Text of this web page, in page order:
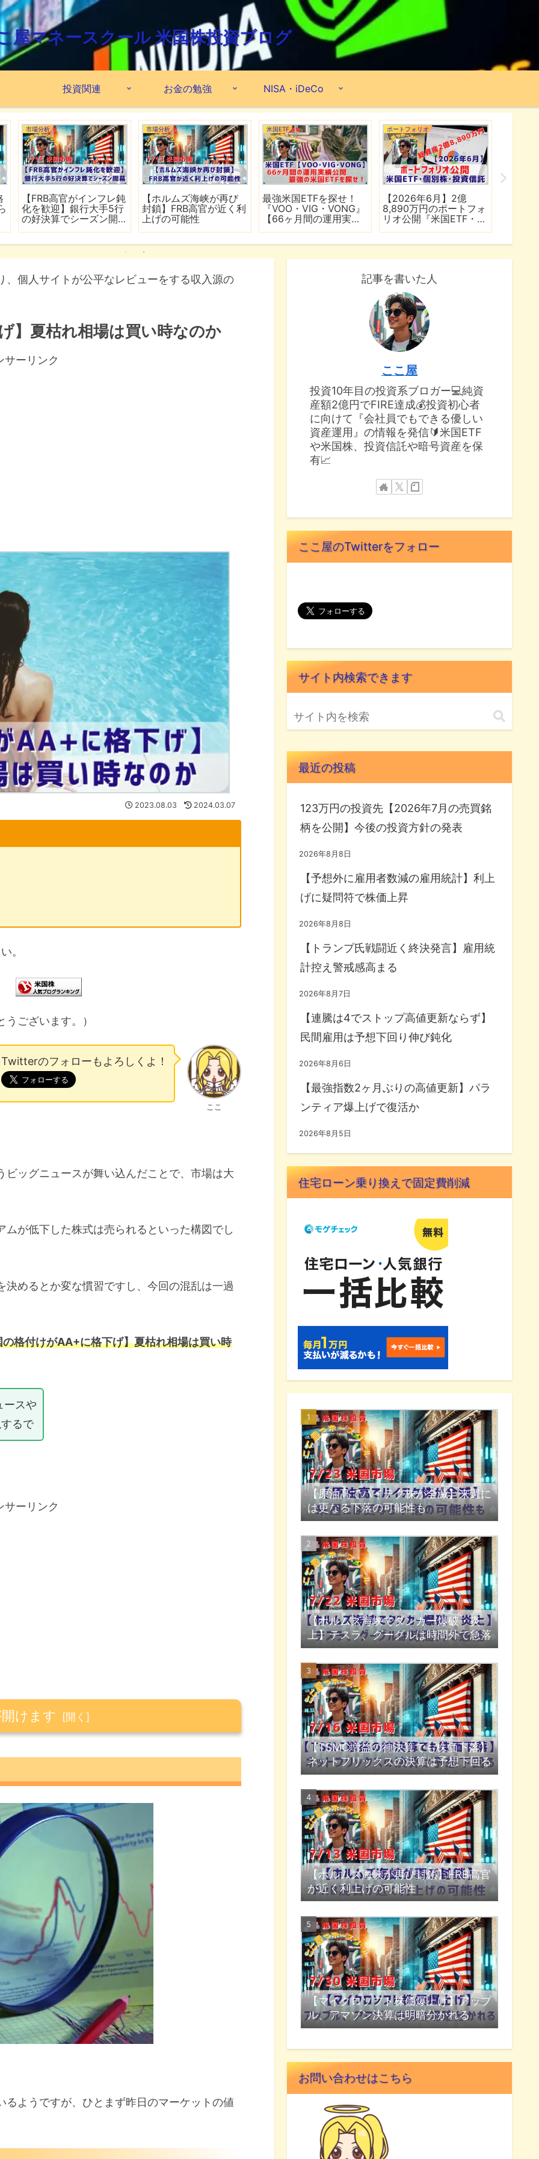
屋マネースクール 米国株投資ブログ
投資関連 お金の勉強 NISA・iDeCo
市場分析
【FRB高官がインフレ鈍
化を歓迎】銀行大手5行
の好決算でシーズン開
市場分析
【ホルムズ海峡が再び
封鎖】FRB高官が近く利
上げの可能性
米国ETF
最強米国ETFを探せ！
『VOO・VIG・VONG』
【66ヶ月間の運用実績
ポートフォリオ
【2026年6月】2億
8,890万円のポートフォ
リオ公開『米国ETF・個
個人サイトが公平なレビューをする収入源の
】夏枯れ相場は買い時なのか
サーリンク
2023.08.03 2024.03.07
。
ございます。）
ここ
Twitterのフォローもよろしくよ！
ッグニュースが舞い込んだことで、市場は大
が低下した株式は売られるといった構図でし
めるとか変な慣習ですし、今回の混乱は一過
の格付けがAA+に格下げ】夏枯れ相場は買い時
ースや
るで
サーリンク
けます
げ
カメ
ようですが、ひとまず昨日のマーケットの値
記事を書いた人
ここ屋
投資10年目の投資系ブロガー💻純資
産額2億円でFIRE達成💰投資初心者
に向けて『会社員でもできる優しい
資産運用』の情報を発信🔰米国ETF
や米国株、投資信託や暗号資産を保
有📈
ここ屋のTwitterをフォロー
サイト内検索できます
最近の投稿
123万円の投資先【2026年7月の売買銘
柄を公開】今後の投資方針の発表
2026年8月8日
【予想外に雇用者数減の雇用統計】利上
げに疑問符で株価上昇
2026年8月8日
【トランプ氏戦闘近く終決発言】雇用統
計控え警戒感高まる
2026年8月7日
【連騰は4でストップ高値更新ならず】
民間雇用は予想下回り伸び鈍化
2026年8月6日
【最強指数2ヶ月ぶりの高値更新】パラ
ンティア爆上げで復活か
2026年8月5日
住宅ローン乗り換えで固定費削減
【原油高でハイテク株が全滅】来週に
は更なる下落の可能性も
【ホルムズ海峡でタンカー爆破・炎
上】テスラ、グーグルは時間外で急落
【TSMC増益の神決算でも株価下落】
ネットフリックスの決算は予想下回る
【ホルムズ海峡が再び封鎖】FRB高官
が近く利上げの可能性
【マイクロソフト株価爆上げ】アップ
ル、アマゾン決算は明暗分かれる
お問い合わせはこちら